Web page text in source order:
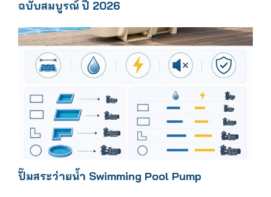
ฉบับสมบูรณ์ ปี 2026
ปั๊มสระว่ายน้ำ Swimming Pool Pump